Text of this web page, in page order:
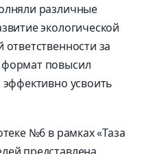
различные
экологической
за
повысил
усвоить
№6 в рамках «Таза